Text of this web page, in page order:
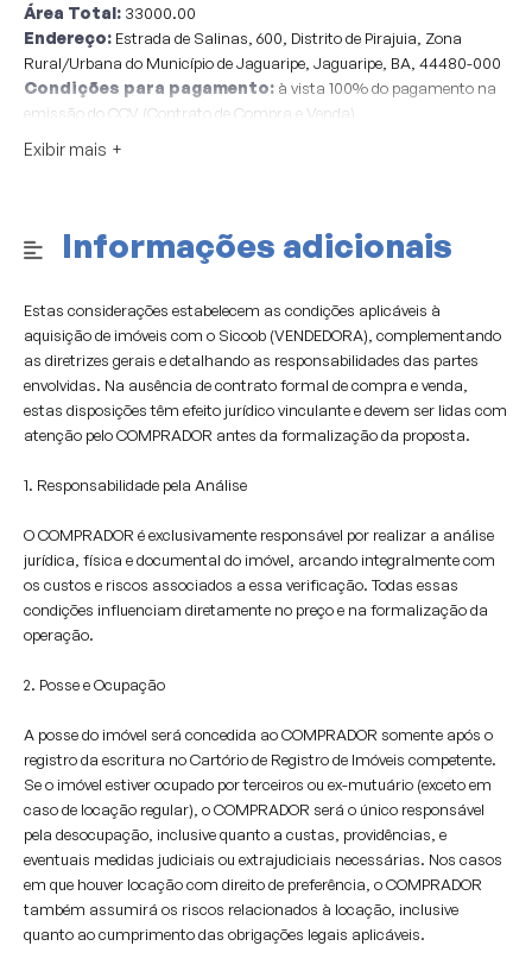
Área Total: 33000.00
Endereço: Estrada de Salinas, 600, Distrito de Pirajuia, Zona
Rural/Urbana do Município de Jaguaripe, Jaguaripe, BA, 44480-000
Condições para pagamento: à vista 100% do pagamento na
emissão do CCV (Contrato de Compra e Venda)
Exibir mais
Informações adicionais
Estas considerações estabelecem as condições aplicáveis à
aquisição de imóveis com o Sicoob (VENDEDORA), complementando
as diretrizes gerais e detalhando as responsabilidades das partes
envolvidas. Na ausência de contrato formal de compra e venda,
estas disposições têm efeito jurídico vinculante e devem ser lidas com
atenção pelo COMPRADOR antes da formalização da proposta.
1. Responsabilidade pela Análise
O COMPRADOR é exclusivamente responsável por realizar a análise
jurídica, física e documental do imóvel, arcando integralmente com
os custos e riscos associados a essa verificação. Todas essas
condições influenciam diretamente no preço e na formalização da
operação.
2. Posse e Ocupação
A posse do imóvel será concedida ao COMPRADOR somente após o
registro da escritura no Cartório de Registro de Imóveis competente.
Se o imóvel estiver ocupado por terceiros ou ex-mutuário (exceto em
caso de locação regular), o COMPRADOR será o único responsável
pela desocupação, inclusive quanto a custas, providências, e
eventuais medidas judiciais ou extrajudiciais necessárias. Nos casos
em que houver locação com direito de preferência, o COMPRADOR
também assumirá os riscos relacionados à locação, inclusive
quanto ao cumprimento das obrigações legais aplicáveis.